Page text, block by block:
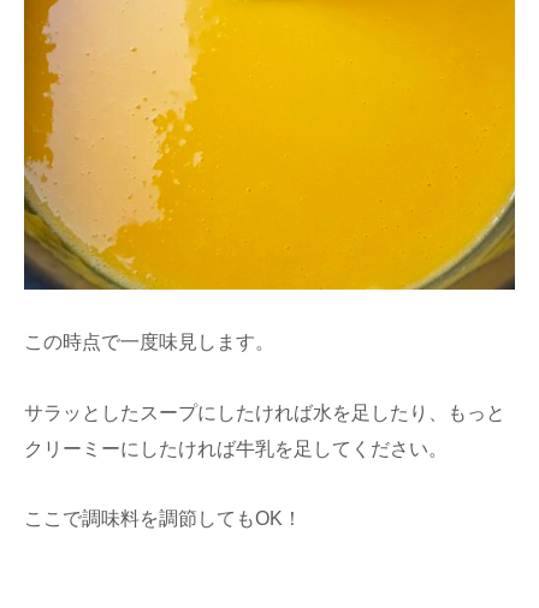
この時点で一度味見します。
サラッとしたスープにしたければ水を足したり、もっと
クリーミーにしたければ牛乳を足してください。
ここで調味料を調節してもOK！